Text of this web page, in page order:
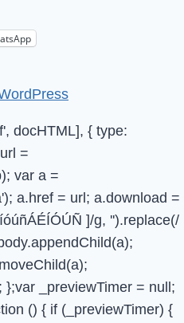
docHTML], { type:
=
var a =
a.href = url; a.download =
]/g, '').replace(/
_previewTimer = null;
() { if (_previewTimer) {